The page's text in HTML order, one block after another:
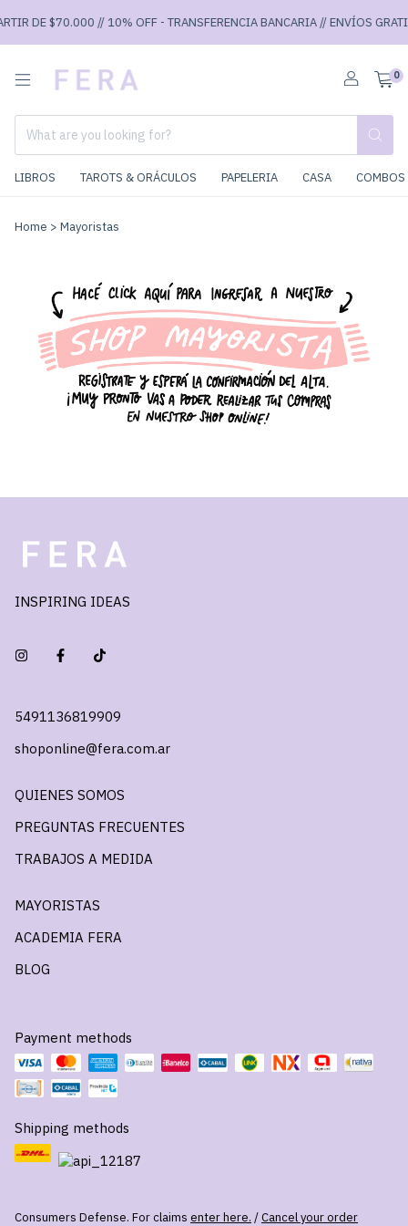
DE $70.000 // 10% OFF - TRANSFERENCIA BANCARIA // ENVÍOS
0
LIBROS TAROTS & ORÁCULOS PAPELERIA CASA
Home > Mayoristas
INSPIRING IDEAS
5491136819909
shoponline@fera.com.ar
QUIENES SOMOS
PREGUNTAS FRECUENTES
TRABAJOS A MEDIDA
MAYORISTAS
ACADEMIA FERA
BLOG
Payment methods
Shipping methods
Consumers Defense. For claims enter here. /Cancel your order